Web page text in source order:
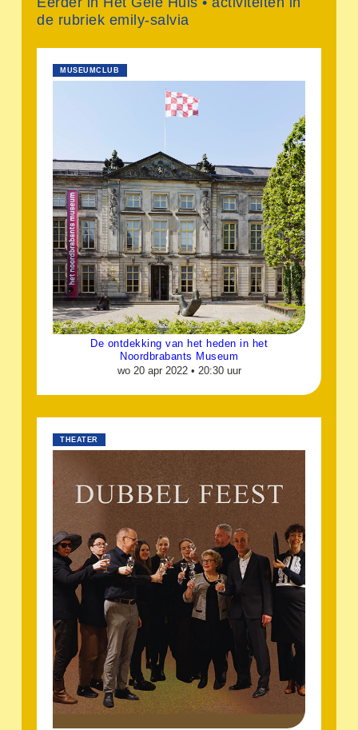
de rubriek emily-salvia
MUSEUMCLUB
De ontdekking van het heden in het
Noordbrabants Museum
wo 20 apr 2022 • 20:30 uur
THEATER